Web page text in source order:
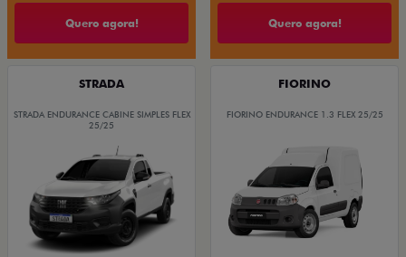
Quero agora! Quero agora!
STRADA
STRADA ENDURANCE CABINE SIMPLES FLEX
25/25
FIORINO
FIORINO ENDURANCE 1.3 FLEX 25/25